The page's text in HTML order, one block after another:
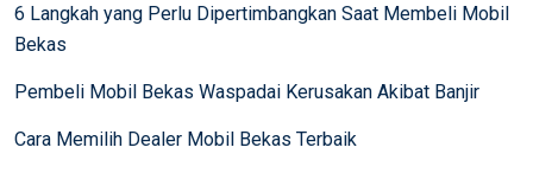
6 Langkah yang Perlu Dipertimbangkan Saat Membeli Mobil
Bekas
Pembeli Mobil Bekas Waspadai Kerusakan Akibat Banjir
Cara Memilih Dealer Mobil Bekas Terbaik